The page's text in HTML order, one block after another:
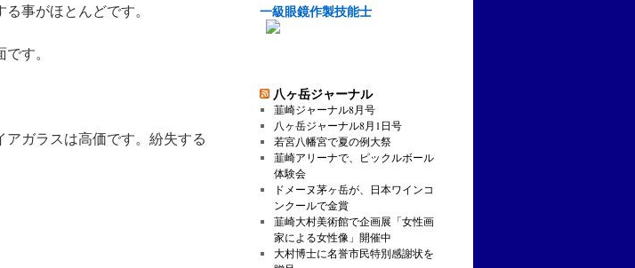
事がほとんどです。
す。
ガラスは高価です。紛失する
一級眼鏡作製技能士
八ヶ岳ジャーナル
韮崎ジャーナル8月号
八ヶ岳ジャーナル8月1日号
若宮八幡宮で夏の例大祭
韮崎アリーナで、ピックルボール
体験会
ドメーヌ茅ヶ岳が、日本ワインコ
ンクールで金賞
韮崎大村美術館で企画展「女性画
家による女性像」開催中
大村博士に名誉市民特別感謝状を